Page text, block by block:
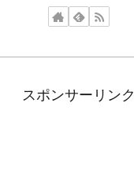
スポンサーリンク